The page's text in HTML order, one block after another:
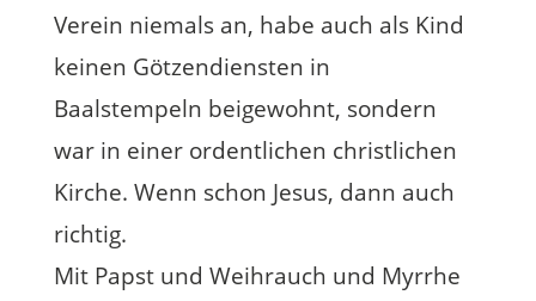
Verein niemals an, habe auch als Kind
keinen Götzendiensten in
Baalstempeln beigewohnt, sondern
war in einer ordentlichen christlichen
Kirche. Wenn schon Jesus, dann auch
richtig.
Mit Papst und Weihrauch und Myrrhe